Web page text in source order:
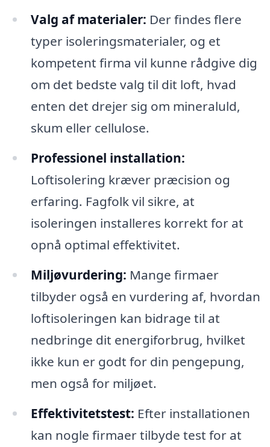
Valg af materialer: Der findes flere
typer isoleringsmaterialer, og et
kompetent firma vil kunne rådgive dig
om det bedste valg til dit loft, hvad
enten det drejer sig om mineraluld,
skum eller cellulose.
Professionel installation:
Loftisolering kræver præcision og
erfaring. Fagfolk vil sikre, at
isoleringen installeres korrekt for at
opnå optimal effektivitet.
Miljøvurdering: Mange firmaer
tilbyder også en vurdering af, hvordan
loftisoleringen kan bidrage til at
nedbringe dit energiforbrug, hvilket
ikke kun er godt for din pengepung,
men også for miljøet.
Effektivitetstest: Efter installationen
kan nogle firmaer tilbyde test for at